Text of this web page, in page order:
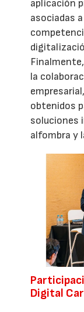
aplicación
asociadas
la
obtenidos
soluciones
alfombra y
Digital